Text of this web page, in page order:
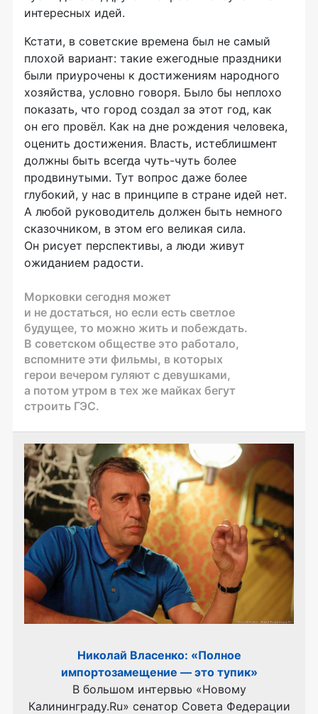
интересных идей.
Кстати, в советские времена был не самый
плохой вариант: такие ежегодные праздники
были приурочены к достижениям народного
хозяйства, условно говоря. Было бы неплохо
показать, что город создал за этот год, как
он его провёл. Как на дне рождения человека,
оценить достижения. Власть, истеблишмент
должны быть всегда чуть-чуть более
продвинутыми. Тут вопрос даже более
глубокий, у нас в принципе в стране идей нет.
А любой руководитель должен быть немного
сказочником, в этом его великая сила.
Он рисует перспективы, а люди живут
ожиданием радости.
Морковки сегодня может
и не достаться, но если есть светлое
будущее, то можно жить и побеждать.
В советском обществе это работало,
вспомните эти фильмы, в которых
герои вечером гуляют с девушками,
а потом утром в тех же майках бегут
строить ГЭС.
Николай Власенко: «Полное
импортозамещение — это тупик»
В большом интервью «Новому
Калининграду.Ru» сенатор Совета Федерации